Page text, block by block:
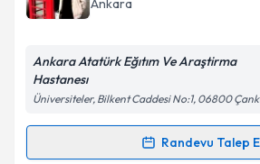
Ankara
Ankara Atatürk Eğıtım Ve Araştirma
Hastanesı
Üniversiteler, Bilkent Caddesi No:1, 06800
Randevu Talep
Randevu Takvimi Talebi